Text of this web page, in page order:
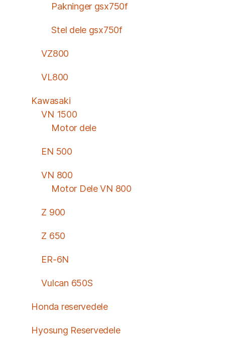
Pakninger gsx750f
Stel dele gsx750f
VZ800
VL800
Kawasaki
VN 1500
Motor dele
EN 500
VN 800
Motor Dele VN 800
Z 900
Z 650
ER-6N
Vulcan 650S
Honda reservedele
Hyosung Reservedele